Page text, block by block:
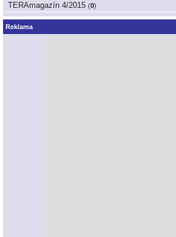
TERAmagazín 4/2015 (0)
Reklama